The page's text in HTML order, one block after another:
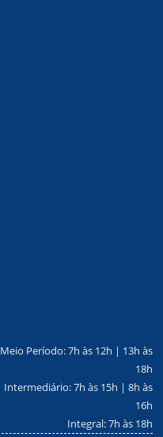
Meio Período: 7h às 12h | 13h às
18h
Intermediário: 7h às 15h | 8h às
16h
Integral: 7h às 18h